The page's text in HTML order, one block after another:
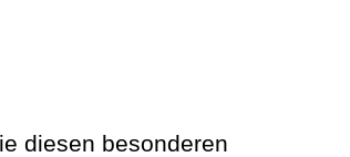
diesen besonderen